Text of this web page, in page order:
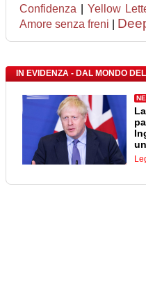
Confidenza |Yellow
Amore senza freni
IN EVIDENZA - DAL MONDO